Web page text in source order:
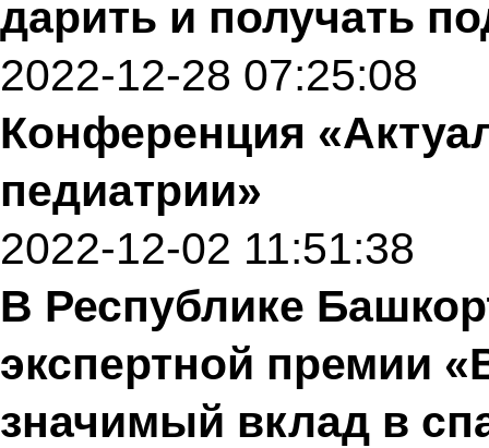
дарить и получать
2022-12-28 07:25:08
Конференция
педиатрии»
2022-12-02 11:51:38
В Республике
экспертной премии
значимый вклад в